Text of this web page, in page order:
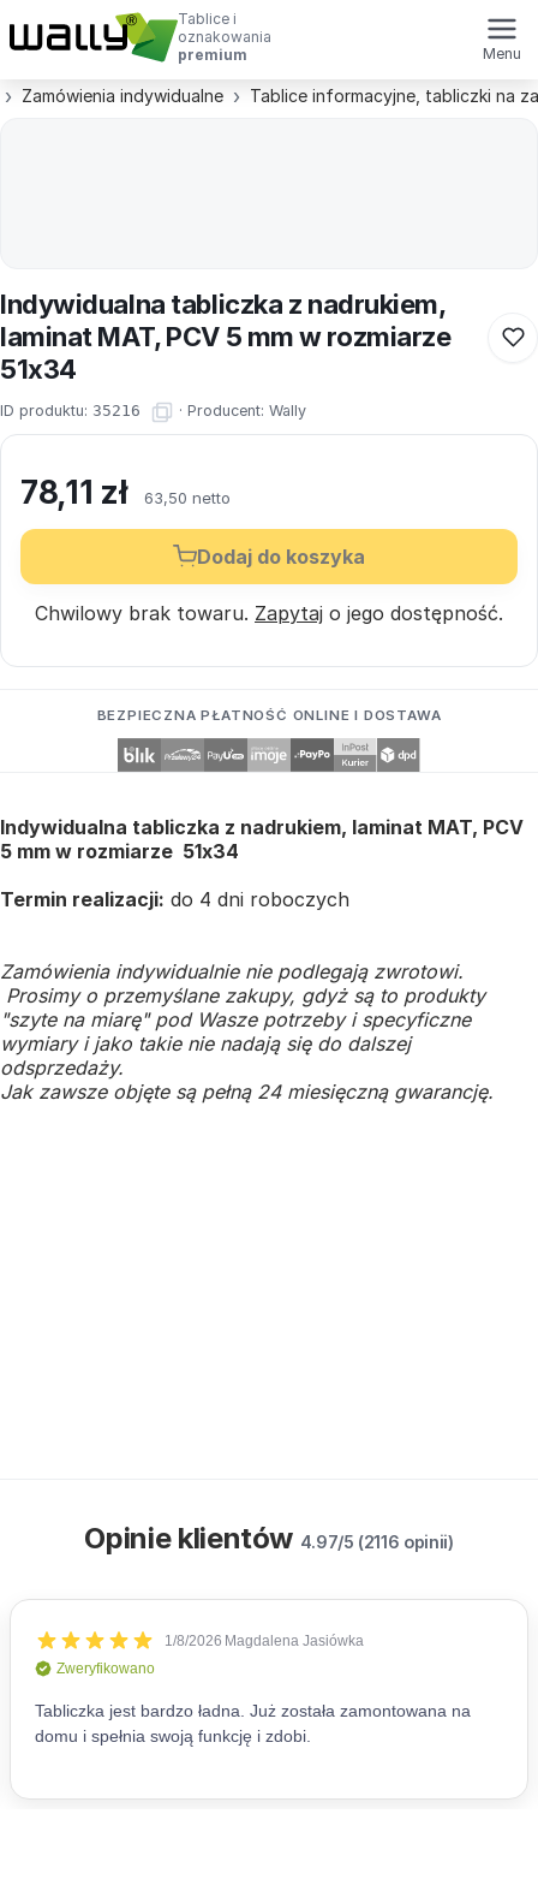
Tablice i
oznakowania
premium
Menu
Zamówienia indywidualne Tablice informacyjne, tabliczki na
Indywidualna tabliczka z nadrukiem,
laminat MAT, PCV 5 mm w rozmiarze
51x34
ID produktu: 35216 · Producent: Wally
78,11 zł 63,50 netto
Dodaj do koszyka
Chwilowy brak towaru. Zapytaj o jego dostępność.
BEZPIECZNA PŁATNOŚĆ ONLINE I DOSTAWA
Indywidualna tabliczka z nadrukiem, laminat MAT, PCV
5 mm w rozmiarze 51x34
Termin realizacji: do 4 dni roboczych
Zamówienia indywidualnie nie podlegają zwrotowi.
Prosimy o przemyślane zakupy, gdyż są to produkty
"szyte na miarę" pod Wasze potrzeby i specyficzne
wymiary i jako takie nie nadają się do dalszej
odsprzedaży.
Jak zawsze objęte są pełną 24 miesięczną gwarancję.
Opinie klientów 4.97/5 (2116 opinii)